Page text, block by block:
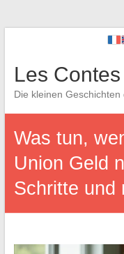
Les
Die kleinen Geschichten
Was tun,
Union Geld
Schritte und